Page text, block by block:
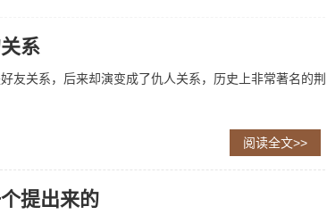
系
友关系，后来却演变成了仇人关系，历史上非常著名的荆
阅读全文>>
提出来的